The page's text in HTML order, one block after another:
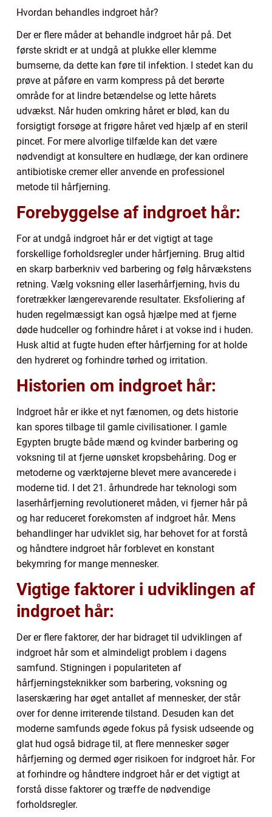
Hvordan behandles indgroet hår?
Der er flere måder at behandle indgroet hår på. Det
første skridt er at undgå at plukke eller klemme
bumserne, da dette kan føre til infektion. I stedet kan du
prøve at påføre en varm kompress på det berørte
område for at lindre betændelse og lette hårets
udvækst. Når huden omkring håret er blød, kan du
forsigtigt forsøge at frigøre håret ved hjælp af en steril
pincet. For mere alvorlige tilfælde kan det være
nødvendigt at konsultere en hudlæge, der kan ordinere
antibiotiske cremer eller anvende en professionel
metode til hårfjerning.
Forebyggelse af indgroet hår:
For at undgå indgroet hår er det vigtigt at tage
forskellige forholdsregler under hårfjerning. Brug altid
en skarp barberkniv ved barbering og følg hårvækstens
retning. Vælg voksning eller laserhårfjerning, hvis du
foretrækker længerevarende resultater. Eksfoliering af
huden regelmæssigt kan også hjælpe med at fjerne
døde hudceller og forhindre håret i at vokse ind i huden.
Husk altid at fugte huden efter hårfjerning for at holde
den hydreret og forhindre tørhed og irritation.
Historien om indgroet hår:
Indgroet hår er ikke et nyt fænomen, og dets historie
kan spores tilbage til gamle civilisationer. I gamle
Egypten brugte både mænd og kvinder barbering og
voksning til at fjerne uønsket kropsbehåring. Dog er
metoderne og værktøjerne blevet mere avancerede i
moderne tid. I det 21. århundrede har teknologi som
laserhårfjerning revolutioneret måden, vi fjerner hår på
og har reduceret forekomsten af indgroet hår. Mens
behandlinger har udviklet sig, har behovet for at forstå
og håndtere indgroet hår forblevet en konstant
bekymring for mange mennesker.
Vigtige faktorer i udviklingen af
indgroet hår:
Der er flere faktorer, der har bidraget til udviklingen af
indgroet hår som et almindeligt problem i dagens
samfund. Stigningen i populariteten af
hårfjerningsteknikker som barbering, voksning og
laserskæring har øget antallet af mennesker, der står
over for denne irriterende tilstand. Desuden kan det
moderne samfunds øgede fokus på fysisk udseende og
glat hud også bidrage til, at flere mennesker søger
hårfjerning og dermed øger risikoen for indgroet hår. For
at forhindre og håndtere indgroet hår er det vigtigt at
forstå disse faktorer og træffe de nødvendige
forholdsregler.